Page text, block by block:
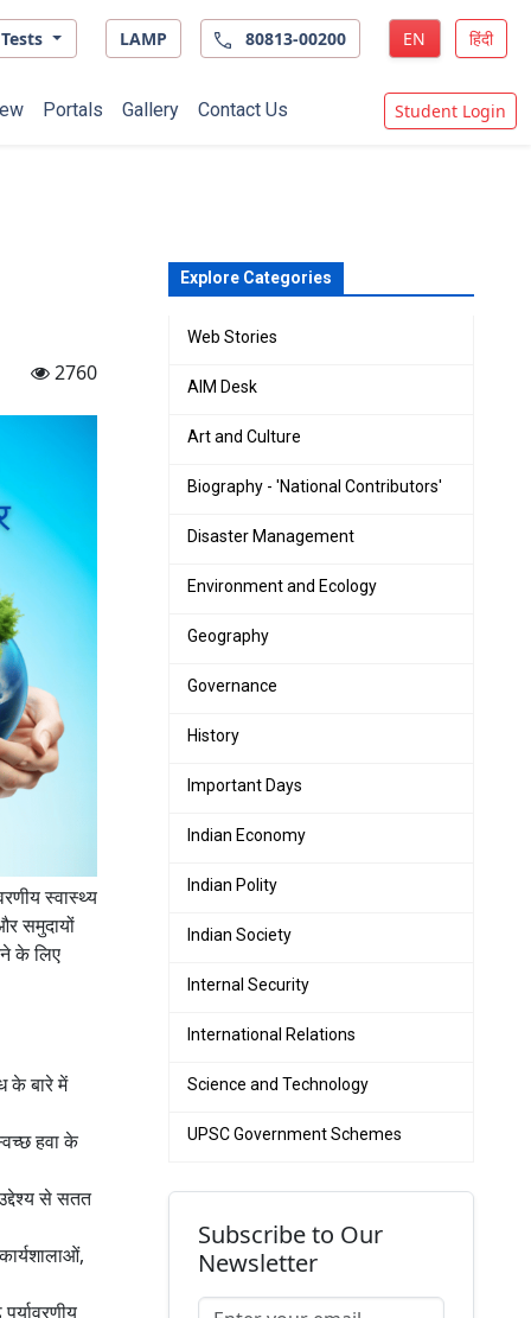
LAMP 80813-00200 EN हिंदी
Portals Gallery Contact Us Student Login
2760
स्वास्थ्य
समुदायों
के लिए
के बारे में
हवा के
से सतत
Explore Categories
Web Stories
AIM Desk
Art and Culture
Biography - 'National Contributors'
Disaster Management
Environment and Ecology
Geography
Governance
History
Important Days
Indian Economy
Indian Polity
Indian Society
Internal Security
International Relations
Science and Technology
UPSC Government Schemes
Subscribe to Our
Newsletter